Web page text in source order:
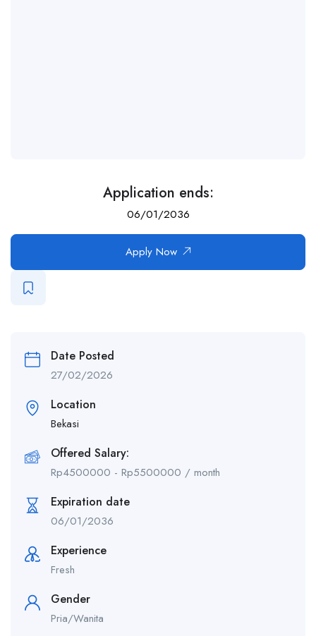
Application ends:
06/01/2036
Apply Now
Date Posted
27/02/2026
Location
Bekasi
Offered Salary:
Rp4500000 - Rp5500000 / month
Expiration date
06/01/2036
Experience
Fresh
Gender
Pria/Wanita